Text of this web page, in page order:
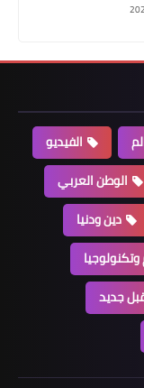
الفيديو
الوطن العربي
دين ودنيا
جديد